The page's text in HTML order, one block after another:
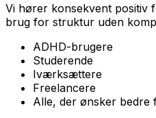
Vi hører konsekvent positiv
brug for struktur uden
ADHD-brugere
Studerende
Iværksættere
Freelancere
Alle, der ønsker bedre